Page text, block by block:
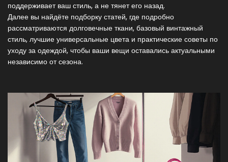
поддерживает ваш стиль, а не тянет его назад.
Далее вы найдёте подборку статей, где подробно
рассматриваются долговечные ткани, базовый винтажный
стиль, лучшие универсальные цвета и практические советы по
уходу за одеждой, чтобы ваши вещи оставались актуальными
независимо от сезона.